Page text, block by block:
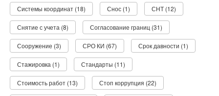
Системы координат (18) Снос (1) СНТ (12)
Снятие с учета (8) Согласование границ (31)
Сооружение (3) СРО КИ (67) Срок давности (1)
Стажировка (1) Стандарты (11)
Стоимость работ (13) Стоп коррупция (22)